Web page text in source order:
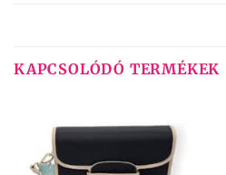
KAPCSOLÓDÓ TERMÉKEK